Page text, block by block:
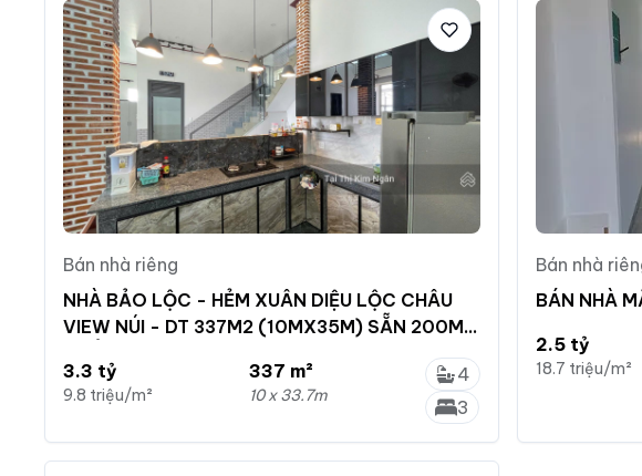
Bán nhà riêng
NHÀ BẢO LỘC - HẺM XUÂN DIỆU LỘC CHÂU
VIEW NÚI - DT 337M2 (10MX35M) SẴN 200M
3.3 tỷ
9.8 triệu/m²
337 m²
10 x 33.7m
4
3
Bán nhà
BÁN NHÀ
2.5 tỷ
18.7 triệu/m²